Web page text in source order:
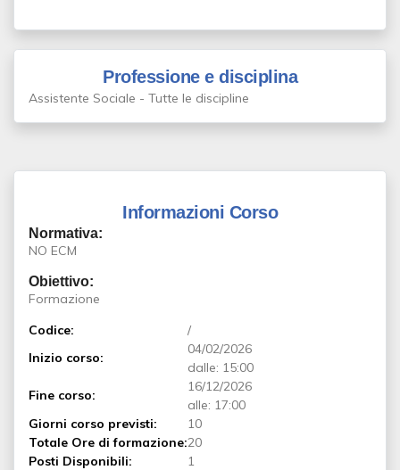
Professione e disciplina
Assistente Sociale - Tutte le discipline
Informazioni Corso
Normativa:
NO ECM
Obiettivo:
Formazione
Codice:
/
Inizio corso:
04/02/2026
dalle: 15:00
Fine corso:
16/12/2026
alle: 17:00
Giorni corso previsti:
10
Totale Ore di formazione:20
Posti Disponibili:
1